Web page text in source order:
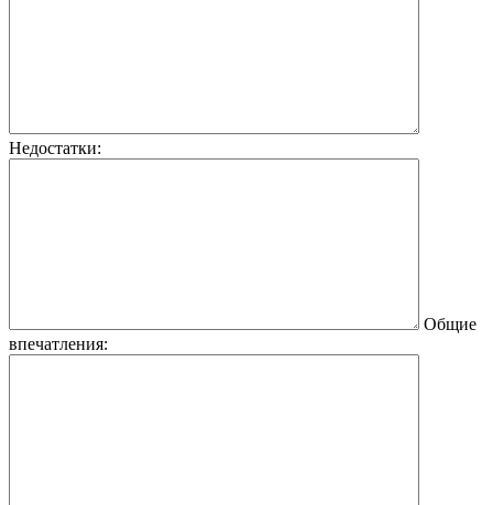
Недостатки:
Общие
впечатления: